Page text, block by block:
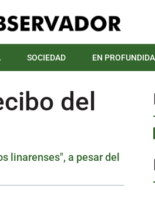
SOCIEDAD EN
del
linarenses", a pesar del